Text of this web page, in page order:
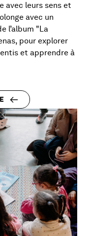
avec leurs sens et
avec un
l’album "La
pour explorer
et apprendre à